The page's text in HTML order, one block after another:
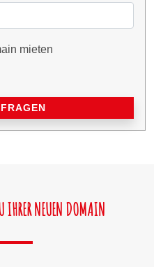
mieten
IHRER NEUEN DOMAIN